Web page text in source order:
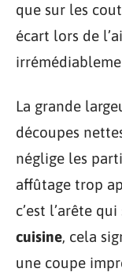
que sur les
écart lors de
La grande
découpes
néglige les
affûtage trop
c’est l’arête
cuisine, cela
une coupe